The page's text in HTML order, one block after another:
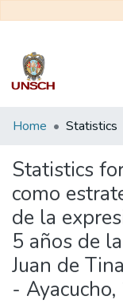
Communities
Collections
All of DSpace
Home Statistics
Statistics
como
de la
5 años de
Juan de
-